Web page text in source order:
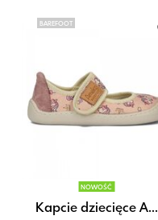
BAREFOOT
NOWOŚĆ
Kapcie dziecięce A...